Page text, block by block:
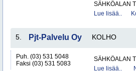
SÄHKÖALAN
Lue lisää..
5. Pjt-Palvelu Oy KOLHO
Puh. (03) 531 5048
Faksi (03) 531 5083
SÄHKÖALAN
Lue lisää..